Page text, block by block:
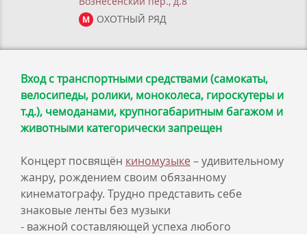
М ОХОТНЫЙ РЯД
Вход с транспортными средствами (самокаты,
велосипеды, ролики, моноколеса, гироскутеры и
т.д.), чемоданами, крупногабаритным багажом и
животными категорически запрещен
Концерт посвящён киномузыке – удивительному
жанру, рождением своим обязанному
кинематографу. Трудно представить себе
знаковые ленты без музыки
- важной составляющей успеха любого